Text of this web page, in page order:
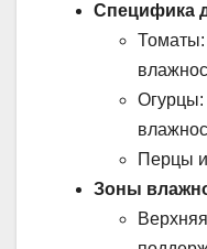
Специфика
Томаты:
Огурцы:
Перцы
Зоны